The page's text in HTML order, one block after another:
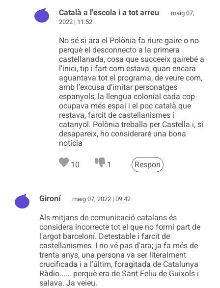
Català a l'escola i a tot arreu
maig 07,
2022 | 11:52
No sé si ara el Polònia fa riure gaire o no
perquè el desconnecto a la primera
castellanada, cosa que succeeix gairebé a
l'inici, tip i fart com estava, quan encara
aguantava tot el programa, de veure com,
amb l'excusa d'imitar personatges
espanyols, la llengua colonial cada cop
ocupava més espai i el poc català que
restava, farcit de castellanismes i
catanyol. Polònia treballa per Castella i, si
desapareix, ho consideraré una bona
notícia
10 1 Respon
Gironí maig 07, 2022 | 09:42
Als mitjans de comunicació catalans és
considera incorrecte tot el que no formi part de
l'argot barceloní. Detestable i farcit de
castellanismes. I no vé pas d'ara; ja fa més de
trenta anys, una persona va ser literalment
crucificada i a l'últim, foragitada de Catalunya
Ràdio...... perquè era de Sant Feliu de Guixols i
salava. Ja veieu.